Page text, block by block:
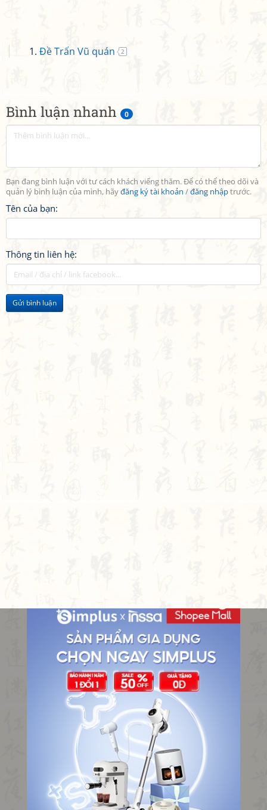
Bình luận nhanh 0
Bạn đang bình luận với tư cách khách viếng thăm. Để có thể theo dõi và
quản lý bình luận của mình, hãyđăng ký tài khoản /đăng nhậptrước.
Tên của bạn:
Thông tin liên hệ:
Gửi bình luận
Đề Trấn Vũ quán 2